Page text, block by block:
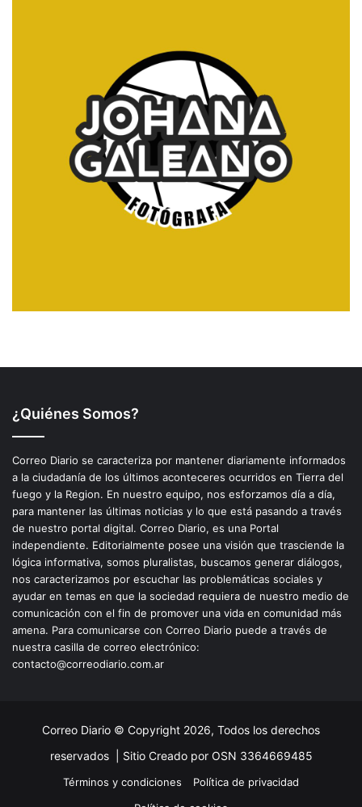
¿Quiénes Somos?
Correo Diario se caracteriza por mantener diariamente informados
a la ciudadanía de los últimos aconteceres ocurridos en Tierra del
fuego y la Region. En nuestro equipo, nos esforzamos día a día,
para mantener las últimas noticias y lo que está pasando a través
de nuestro portal digital. Correo Diario, es una Portal
independiente. Editorialmente posee una visión que trasciende la
lógica informativa, somos pluralistas, buscamos generar diálogos,
nos caracterizamos por escuchar las problemáticas sociales y
ayudar en temas en que la sociedad requiera de nuestro medio de
comunicación con el fin de promover una vida en comunidad más
amena. Para comunicarse con Correo Diario puede a través de
nuestra casilla de correo electrónico:
contacto@correodiario.com.ar
Correo Diario © Copyright 2026, Todos los derechos
reservados | Sitio Creado por OSN 3364669485
Términos y condiciones
Política de privacidad